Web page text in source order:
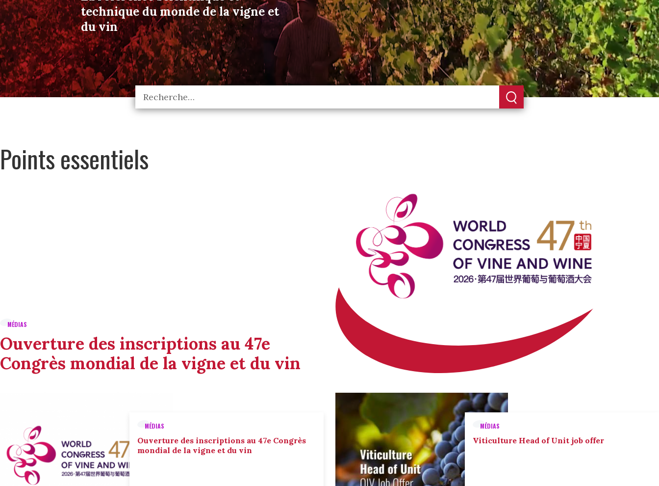
technique du monde de la vigne et
du vin
Points essentiels
MÉDIAS
Ouverture des inscriptions au 47e
Congrès mondial de la vigne et du vin
MÉDIAS
Ouverture des inscriptions au 47e Congrès
mondial de la vigne et du vin
MÉDIAS
Viticulture Head of Unit job offer